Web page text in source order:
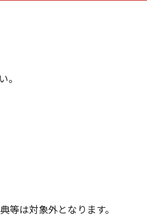
。
は対象外となります。